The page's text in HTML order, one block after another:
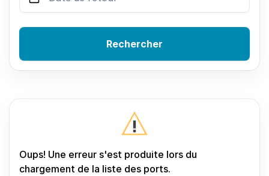
Rechercher
Oups! Une erreur s'est produite lors du
chargement de la liste des ports.